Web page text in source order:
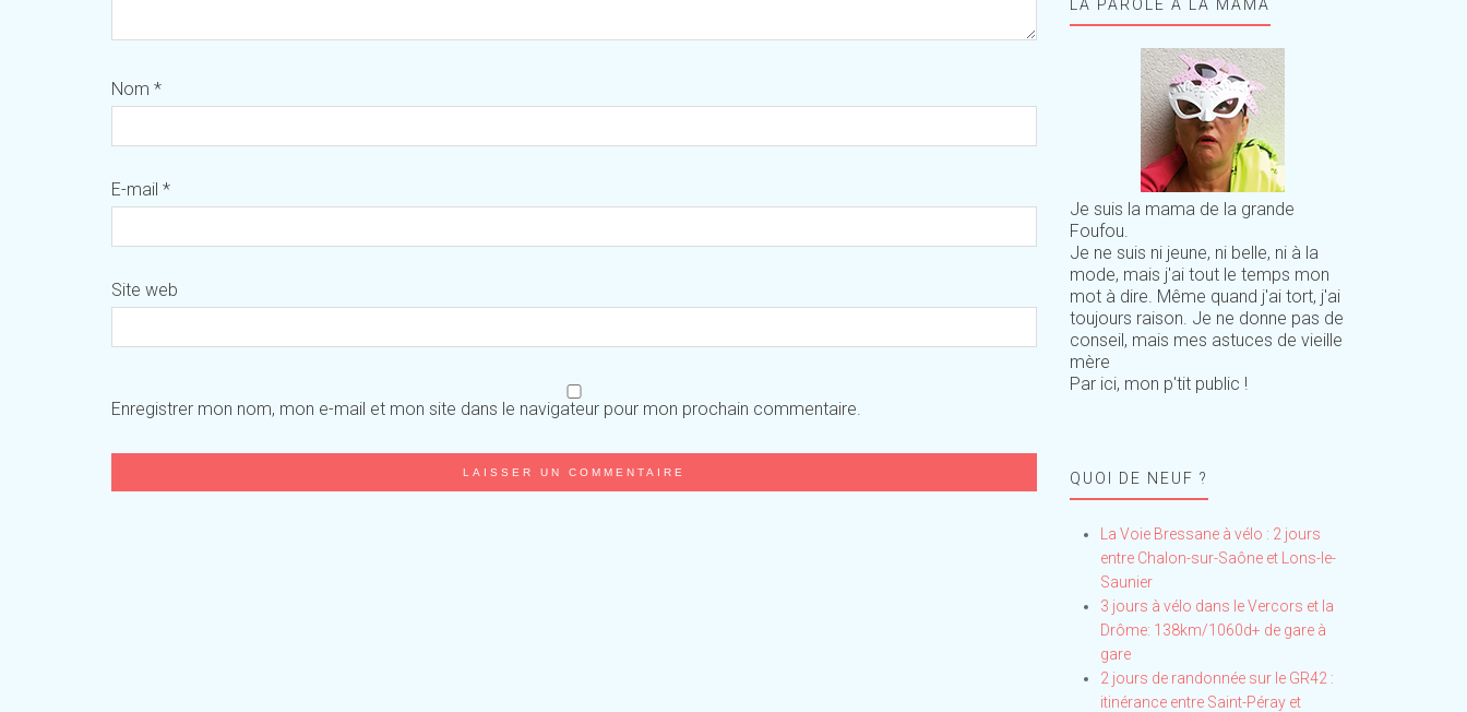
Nom *
E-mail *
Site web
Enregistrer mon nom, mon e-mail et mon site dans le navigateur pour mon prochain commentaire.
LA PAROLE À LA MAMA
Je suis la mama de la grande
Foufou.
Je ne suis ni jeune, ni belle, ni à la
mode, mais j'ai tout le temps mon
mot à dire. Même quand j'ai tort, j'ai
toujours raison. Je ne donne pas de
conseil, mais mes astuces de vieille
mère
Par ici, mon p'tit public !
QUOI DE NEUF ?
La Voie Bressane à vélo : 2 jours
entre Chalon-sur-Saône et Lons-le-
Saunier
3 jours à vélo dans le Vercors et la
Drôme: 138km/1060d+ de gare à
gare
2 jours de randonnée sur le GR42 :
itinérance entre Saint-Péray et